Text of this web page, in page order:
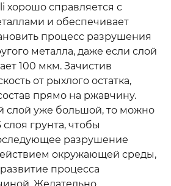
хорошо справляется с
и обеспечивает
процесс разрушения
металла, даже если слой
100 мкм. Зачистив
от рыхлого остатка,
прямо на ржавчину.
слой уже большой, то можно
грунта, чтобы
разрушение
окружающей среды,
процесса